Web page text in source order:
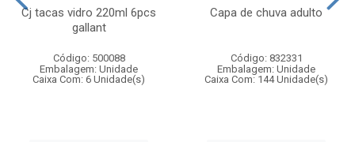
Cj tacas vidro 220ml 6pcs
gallant
Código: 500088
Embalagem: Unidade
Caixa Com: 6 Unidade(s)
Capa de chuva adulto
Código: 832331
Embalagem: Unidade
Caixa Com: 144 Unidade(s)